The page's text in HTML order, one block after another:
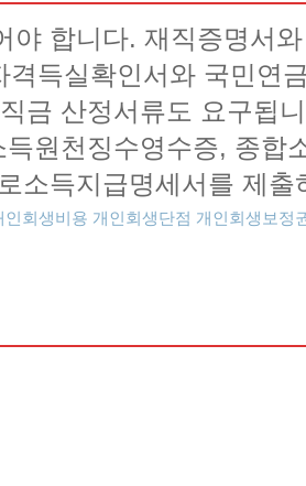
합니다. 재직증명서
득실확인서와 국민연
금 산정서류도 요구됩
원천징수영수증, 종합
소득지급명세서를 제출
인회생비용 개인회생단점 개인회생보정